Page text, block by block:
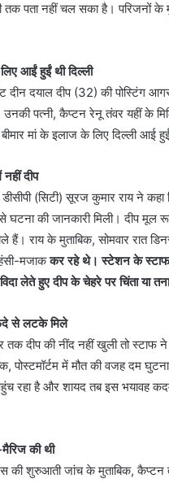
तक पता नहीं चल सका है। परिजनों के
आईं हुईं थी दिल्ली
दीन दयाल दीप (32) की पोस्टिंग
पत्नी, कैप्टन रेनू तंवर यहीं के
मां के इलाज के लिए दिल्ली आई
नहीं दीप
(सिटी) सूरज कुमार राय ने
घटना की जानकारी मिली। दीप मूल
हैं। राय के मुताबिक, सोमवार रात
मजाककर रहे थे। स्टेशन के स्टाफ
विदा लेते हुए दीप के चेहरे पर चिंता या
से लटके मिले
दीप की नींद नहीं खुली तो स्टाफ ने
पोस्टमॉर्टम में मौत की वजह दम
रहा है और शायद तब इस भयावह
की थी
की शुरुआती जांच के मुताबिक,